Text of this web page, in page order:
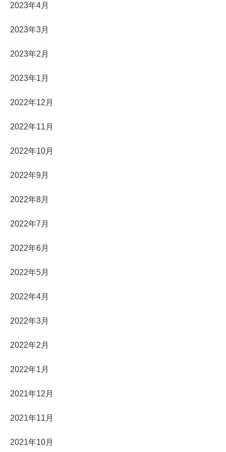
2023年4月
2023年3月
2023年2月
2023年1月
2022年12月
2022年11月
2022年10月
2022年9月
2022年8月
2022年7月
2022年6月
2022年5月
2022年4月
2022年3月
2022年2月
2022年1月
2021年12月
2021年11月
2021年10月